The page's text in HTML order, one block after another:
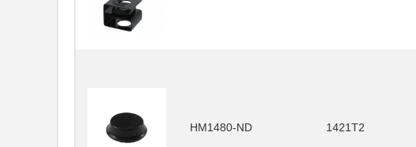
HM1480-ND 1421T2